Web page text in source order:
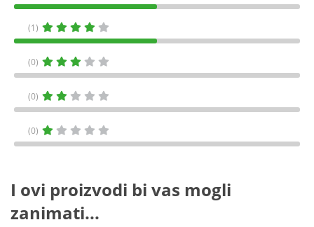
(1)
(0)
(0)
(0)
I ovi proizvodi bi vas mogli
zanimati...